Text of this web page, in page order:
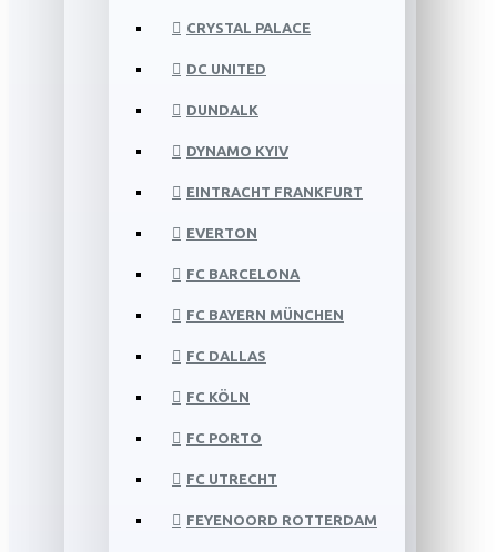
CRYSTAL PALACE
DC UNITED
DUNDALK
DYNAMO KYIV
EINTRACHT FRANKFURT
EVERTON
FC BARCELONA
FC BAYERN MÜNCHEN
FC DALLAS
FC KÖLN
FC PORTO
FC UTRECHT
FEYENOORD ROTTERDAM